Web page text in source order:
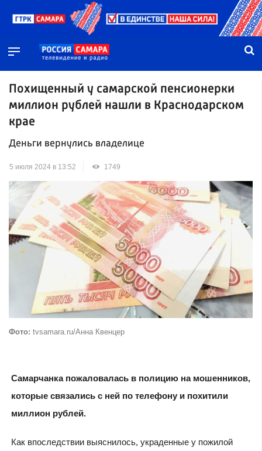
Похищенный у самарской пенсионерки
миллион рублей нашли в Краснодарском
крае
Деньги вернулись владелице
5 июля 2024 в 13:52 1749
Фото: tvsamara.ru/Анна Квенцер
Самарчанка пожаловалась в полицию на мошенников,
которые связались с ней по телефону и похитили
миллион рублей.
Как впоследствии выяснилось, украденные у пожилой